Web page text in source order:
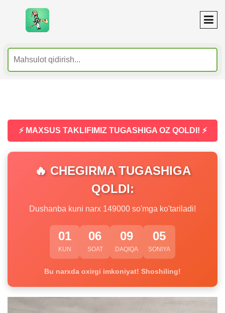
⚡ MAXSUS TAKLIFIMIZ TUGASHIGA OZ QOLDI! ⚡
🔥 CHEGIRMA TUGASHIGA
QOLDI:
Dushanba kuni narx 149000 so'mga ko'tariladi!
01
KUN
06
SOAT
09
DAQIQA
04
SONIYA
Bu narxda oxirgi imkoniyat! Shoshiling!